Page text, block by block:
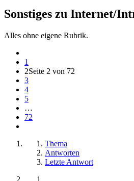
Sonstiges zu Internet/
Alles ohne eigene Rubrik.
1
2Seite 2 von 72
3
4
5
…
72
Thema
Antworten
Letzte Antwort